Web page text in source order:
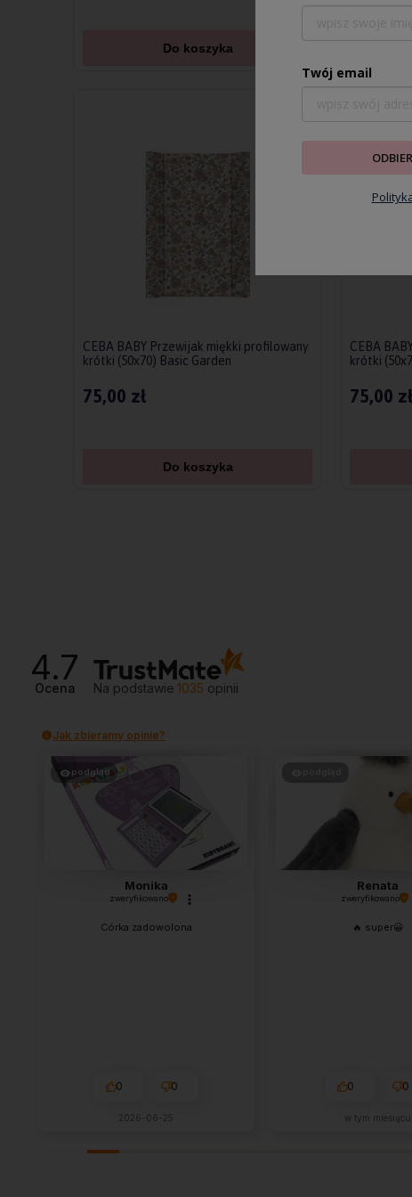
Do koszyka
CEBA BABY Przewijak miękki profilowany
krótki (50x70) Basic Garden
75,00 zł
Do koszyka
CEBA
krótki
75,00 zł
4.7
Ocena Na podstawie 1035 opinii
Jak zbieramy opinie?
podgląd
Monika
zweryfikowano
Córka zadowolona
0 0
2026-06-25
Renata
zweryfikowano
🔥 super😀
0 0
w tym miesiącu
Twój email